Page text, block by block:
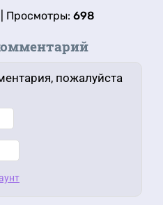
| Просмотры: 698
пожалуйста